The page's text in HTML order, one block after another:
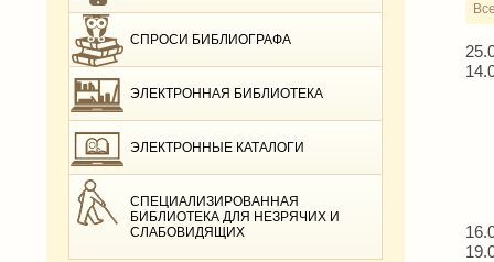
СПРОСИ БИБЛИОГРАФА
ЭЛЕКТРОННАЯ БИБЛИОТЕКА
ЭЛЕКТРОННЫЕ КАТАЛОГИ
СПЕЦИАЛИЗИРОВАННАЯ
БИБЛИОТЕКА ДЛЯ НЕЗРЯЧИХ И
СЛАБОВИДЯЩИХ
Все